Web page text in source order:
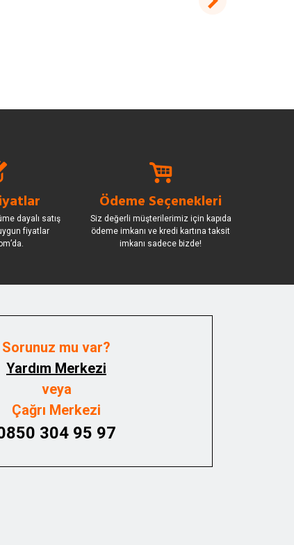
dayalı satış
fiyatlar
Ödeme Seçenekleri
Siz değerli müşterilerimiz için kapıda
ödeme imkanı ve kredi kartına taksit
imkanı sadece bizde!
Sorunuz mu var?
Yardım Merkezi
veya
Çağrı Merkezi
304 95 97